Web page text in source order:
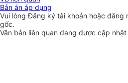
Bản án áp dụng
Vui lòngĐăng ký tài khoản hoặc đăng
gốc.
Văn bản liên quan đang được cập nhật